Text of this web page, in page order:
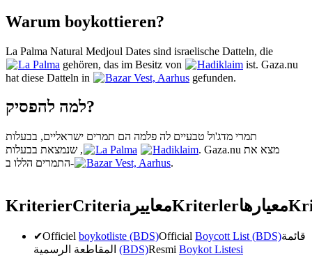
Warum boykottieren?
La Palma Natural Medjoul Dates sind israelische Datteln, die
La Palma gehören, das im Besitz von Hadiklaim ist. Gaza.nu
hat diese Datteln in
Bazar Vest, Aarhus gefunden.
למה להפסיק?
תמרי מדג'ול טבעיים לה פלמה הם תמרים ישראליים, בבעלות
La Palma
Hadiklaim. Gaza.nu מצא את
התמרים הללו ב-
Bazar Vest, Aarhus.
KriterierCriteria معاييرKriterlerمعیارها
✔Officiel boykotliste (BDS)Official Boycott List (BDS)قائمة
(BDS)Resmi Boykot Listesi